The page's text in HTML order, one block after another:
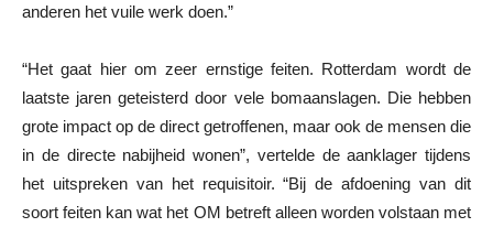
anderen het vuile werk doen.”
“Het gaat hier om zeer ernstige feiten. Rotterdam wordt de
laatste jaren geteisterd door vele bomaanslagen. Die hebben
grote impact op de direct getroffenen, maar ook de mensen die
in de directe nabijheid wonen”, vertelde de aanklager tijdens
het uitspreken van het requisitoir. “Bij de afdoening van dit
soort feiten kan wat het OM betreft alleen worden volstaan met